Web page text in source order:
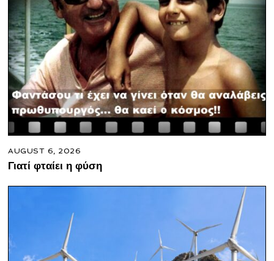
AUGUST 6, 2026
Γιατί φταίει η φύση